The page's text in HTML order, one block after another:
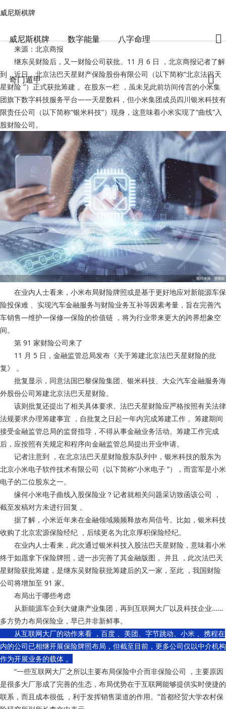
威尼斯棋牌
威尼斯棋牌 数字能量 八字命理
奇门遁甲
威尼斯棋牌
又一财险公司获批！小米如愿拿下牌照，布局空间几何-威尼斯棋牌
来源：北京商报
继东吴财险后，又一财险公司获批。11 月 6 日 ，北京商报记者了解
到，近日，北京法巴天星财产保险股份有限公司（以下简称“北京法巴天
星财险 ”）正式获批筹建 。在股东一栏 ，虽未见此前坊间传言的小米集
团旗下数字科技服务平台——天星数科，但小米集团成员四川银米科技有
限责任公司（以下简称“银米科技”）现身，这意味着小米实现了“曲线”入
股财险公司。
在业内人士看来，小米布局财险牌照或是基于更好地应对新能源车保
险投保难 、实现汽车金融服务与财险业务互补等因素考量，旨在完善汽
车销售—维护—保修—保险的价值链 ，将为行业带来更大的跨界想象空
间。
第 91 家财险公司来了
11 月 5 日，金融监管总局发布《关于筹建北京法巴天星财险的批
复》 。
批复显示，同意法国巴黎保险集团、银米科技、大众汽车金融服务海
外股份公司筹建北京法巴天星财险。
该则批复还提出了相关具体要求。法巴天星财险应严格按照有关法律
法规要求办理筹建事宜 ，自批复之日起一年内完成筹建工作 。筹建期间
接受金融监管总局的监督指导，不得从事金融业务活动 。筹建工作完成
后，应按照有关规定和程序向金融监管总局提出开业申请。
记者注意到 ，在北京法巴天星财险股东队列中，银米科技的股东为
北京小米电子软件技术有限公司（以下简称“小米电子 ”），而雷军是小米
电子的二位股东之一。
缘何小米电子曲线入股保险业？记者就相关问题采访致函该公司 ，
截至发稿对方未进行回复 。
据了解，小米近年来在金融领域频频释放布局信号。比如，银米科技
收购了北京宏源保险经纪 ，后续更名为北京厚积保险经纪。
在业内人士看来 ，此次通过银米科技入股法巴天星财险，意味着小米
终于如愿拿下保险牌照，进一步完善了其金融版图 。并且 ，此次法巴天
星财险获批筹建，是继东吴财险获批筹建后的又一家，至此 ，我国财险
公司将增加至 91 家。
布局出于哪些考虑
从新能源车企到大健康产业集团，再到互联网大厂以及科技企业……
多方势力布局保险业，早已并非新鲜事。
从互联网大厂的动作来看 ，百度 、美团、字节跳动、小米 、携程在
内的公司已相继开展保险牌照布局，但截至目前，更多公司仅以中介机构
作为开展业务的载体 。
“一些互联网大厂之所以主要布局保险中介而非保险公司 ，主要原因
是很多大厂形成了完善的生态，布局优势在于互联网能够提供实时便捷的
联系，而且成本很低 ，利于发挥销售渠道的作用。”首都经贸大学农村保